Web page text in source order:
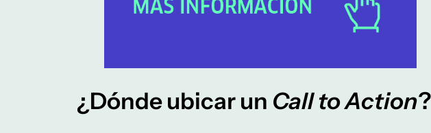
¿Dónde ubicar un Call to Action?